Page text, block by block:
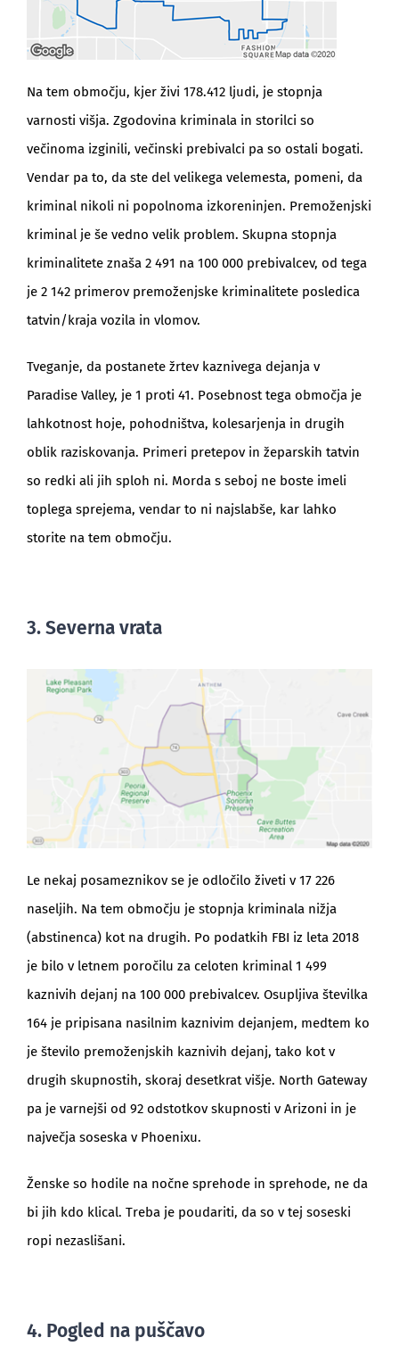
Na tem območju, kjer živi 178.412 ljudi, je stopnja
varnosti višja. Zgodovina kriminala in storilci so
večinoma izginili, večinski prebivalci pa so ostali bogati.
Vendar pa to, da ste del velikega velemesta, pomeni, da
kriminal nikoli ni popolnoma izkoreninjen. Premoženjski
kriminal je še vedno velik problem. Skupna stopnja
kriminalitete znaša 2 491 na 100 000 prebivalcev, od tega
je 2 142 primerov premoženjske kriminalitete posledica
tatvin/kraja vozila in vlomov.
Tveganje, da postanete žrtev kaznivega dejanja v
Paradise Valley, je 1 proti 41. Posebnost tega območja je
lahkotnost hoje, pohodništva, kolesarjenja in drugih
oblik raziskovanja. Primeri pretepov in žeparskih tatvin
so redki ali jih sploh ni. Morda s seboj ne boste imeli
toplega sprejema, vendar to ni najslabše, kar lahko
storite na tem območju.
3. Severna vrata
Le nekaj posameznikov se je odločilo živeti v 17 226
naseljih. Na tem območju je stopnja kriminala nižja
(abstinenca) kot na drugih. Po podatkih FBI iz leta 2018
je bilo v letnem poročilu za celoten kriminal 1 499
kaznivih dejanj na 100 000 prebivalcev. Osupljiva številka
164 je pripisana nasilnim kaznivim dejanjem, medtem ko
je število premoženjskih kaznivih dejanj, tako kot v
drugih skupnostih, skoraj desetkrat višje. North Gateway
pa je varnejši od 92 odstotkov skupnosti v Arizoni in je
največja soseska v Phoenixu.
Ženske so hodile na nočne sprehode in sprehode, ne da
bi jih kdo klical. Treba je poudariti, da so v tej soseski
ropi nezaslišani.
4. Pogled na puščavo